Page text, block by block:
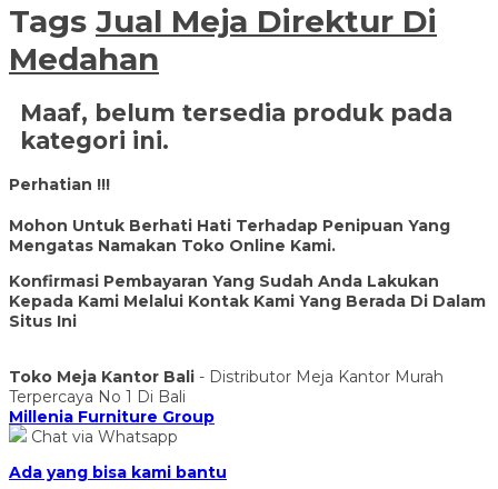
Tags Jual Meja Direktur Di
Medahan
Maaf, belum tersedia produk pada
kategori ini.
Perhatian !!!
Mohon Untuk Berhati Hati Terhadap Penipuan Yang
Mengatas Namakan Toko Online Kami.
Konfirmasi Pembayaran Yang Sudah Anda Lakukan
Kepada Kami Melalui Kontak Kami Yang Berada Di Dalam
Situs Ini
Toko Meja Kantor Bali - Distributor Meja Kantor Murah
Terpercaya No 1 Di Bali
Millenia Furniture Group
Chat via Whatsapp
Ada yang bisa kami bantu